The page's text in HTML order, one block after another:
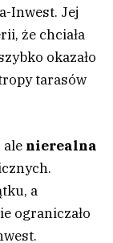
Inwest. Jej
że chciała
okazało
tarasów
ale nierealna
a
ograniczało